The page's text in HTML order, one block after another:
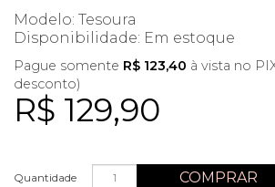
Modelo: Tesoura
Disponibilidade: Em estoque
R$ 129,90
Pague somente R$ 123,40 à vista no
desconto)
Quantidade COMPRAR